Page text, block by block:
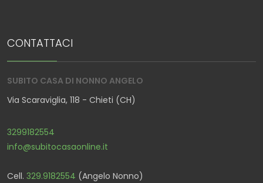
CONTATTACI
SUBITO CASA DI NONNO ANGELO
Via Scaraviglia, 118 - Chieti (CH)
3299182554
info@subitocasaonline.it
Cell. 329.9182554 (Angelo Nonno)